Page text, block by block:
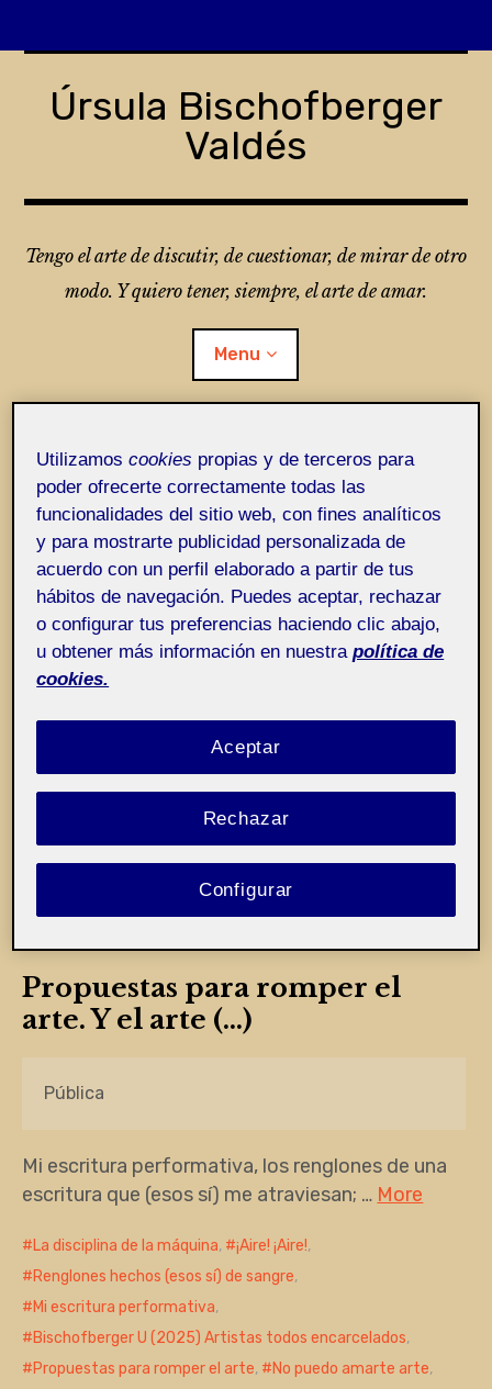
contentÚrsula Bischofberger
Valdés
Tengo el arte de discutir, de cuestionar, de mirar de otro
modo. Y quiero tener, siempre, el arte de amar.
Menu
¿Qué es Folio?
Entrada de incidencias o sugerencias
Etiqueta:Renglones hechos (esos sí) de
sangre
Propuestas para romper el
arte. Y el arte (…)
Pública
Mi escritura performativa, los renglones de una
escritura que (esos sí) me atraviesan; … More
La disciplina de la máquina, ¡Aire! ¡Aire!,
Renglones hechos (esos sí) de sangre,
Mi escritura performativa,
Bischofberger U (2025) Artistas todos encarcelados,
Propuestas para romper el arte, No puedo amarte arte,
Utilizamoscookies propias y de terceros para
poder ofrecerte correctamente todas las
funcionalidades del sitio web, con fines analíticos
y para mostrarte publicidad personalizada de
acuerdo con un perfil elaborado a partir de tus
hábitos de navegación. Puedes aceptar, rechazar
o configurar tus preferencias haciendo clic abajo,
u obtener más información en nuestra política de
cookies.
Rechazar
Aceptar
Configurar